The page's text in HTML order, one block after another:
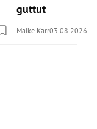
guttut
Maike Karr03.08.2026